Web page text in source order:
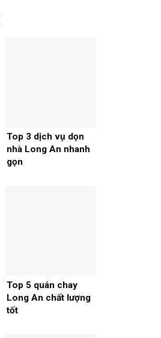
Top 3 dịch vụ dọn
nhà Long An nhanh
gọn
Top 5 quán chay
Long An chất lượng
tốt